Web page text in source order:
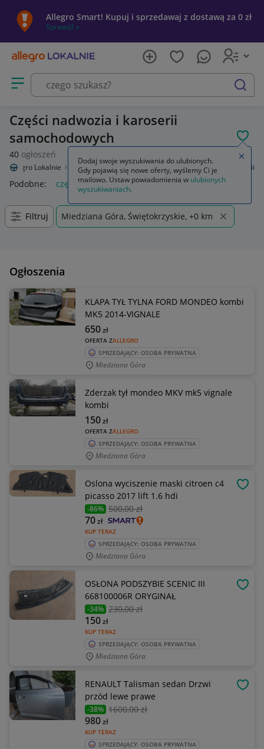
Allegro Smart! Kupuj i sprzedawaj z dostawą za 0 zł
Sprawdź »
Otwórz menu z kategoriami
szukaj
Części nadwozia i karoserii
samochodowych
40 ogłoszeń
Allegro Lokalnie Motoryzacja Części samochodowe Części karoserii
Podobne: części karoserii
Filtruj Miedziana Góra, Świętokrzyskie, +0 km
Ogłoszenia
KLAPA TYŁ TYLNA FORD MONDEO kombi
MK5 2014-VIGNALE
OFERTA ZALLEGRO
650zł
SPRZEDAJĄCY: OSOBA PRYWATNA
Miedziana Góra
Zderzak tył mondeo MKV mk5 vignale
kombi
OFERTA ZALLEGRO
150zł
SPRZEDAJĄCY: OSOBA PRYWATNA
Miedziana Góra
Oslona wyciszenie maski citroen c4
picasso 2017 lift 1.6 hdi
-86% 500,00 zł
KUP TERAZ
70zł
SPRZEDAJĄCY: OSOBA PRYWATNA
Miedziana Góra
OSŁONA PODSZYBIE SCENIC III
668100006R ORYGINAŁ
-34% 230,00 zł
KUP TERAZ
150zł
SPRZEDAJĄCY: OSOBA PRYWATNA
Miedziana Góra
RENAULT Talisman sedan Drzwi
przód lewe prawe
-38% 1600,00 zł
KUP TERAZ
980zł
SPRZEDAJĄCY: OSOBA PRYWATNA
Dodaj swoje wyszukiwania do ulubionych.
Gdy pojawią się nowe oferty, wyślemy Ci je
mailowo. Ustaw powiadomienia w ulubionych
wyszukiwaniach.